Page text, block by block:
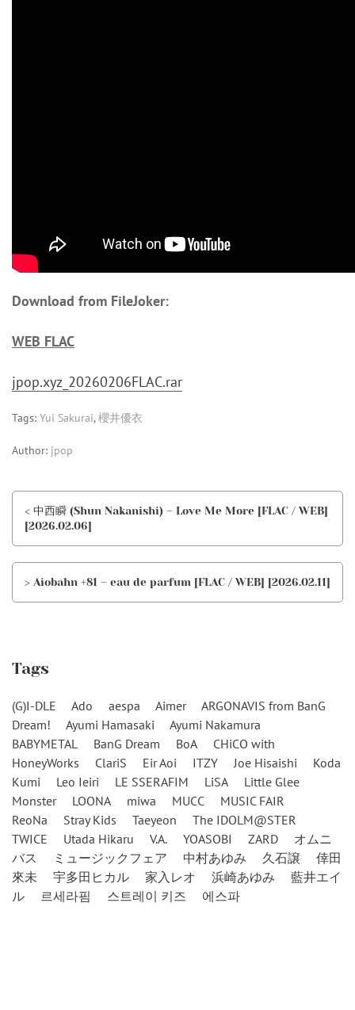
Download from FileJoker:
WEB FLAC
jpop.xyz_20260206FLAC.rar
Tags: Yui Sakurai,櫻井優衣
Author: jpop
< 中西瞬 (Shun Nakanishi) – Love Me More [FLAC / WEB]
[2026.02.06]
> Aiobahn +81 – eau de parfum [FLAC / WEB] [2026.02.11]
Tags
(G)I-DLE Ado aespa Aimer
ARGONAVIS from BanG
Dream!
Ayumi Hamasaki
Ayumi Nakamura
BABYMETAL
BanG Dream BoA
CHiCO with
HoneyWorks
ClariS Eir Aoi ITZY Joe Hisaishi
Koda
Kumi
Leo Ieiri LE SSERAFIM LiSA
Little Glee
Monster
LOONA miwa MUCC
MUSIC FAIR
ReoNa
Stray Kids Taeyeon
The IDOLM@STER
TWICE
Utada Hikaru V.A. YOASOBI ZARD
オムニ
バス
ミュージックフェア 中村あゆみ 久石譲
倖田
來未
宇多田ヒカル 家入レオ 浜崎あゆみ
藍井エイ
ル
르세라핌 스트레이 키즈 에스파